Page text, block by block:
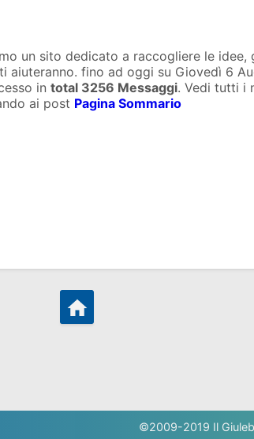
un sito dedicato a raccogliere le idee,
aiuteranno. fino ad oggi su Giovedì 6
in total 3256 Messaggi. Vedi tutti i
ai post Pagina Sommario
©2009-2019 Il